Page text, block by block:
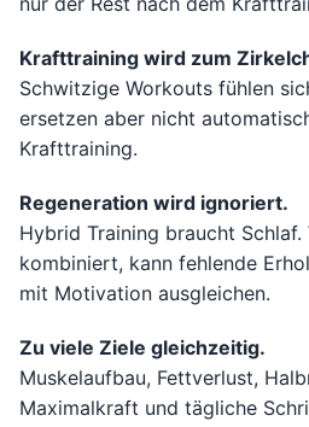
Krafttraining wird zum
Schwitzige Workouts fühlen
ersetzen aber nicht
Krafttraining.
Regeneration wird ignoriert.
Hybrid Training braucht
kombiniert, kann fehlende
mit Motivation ausgleichen.
Zu viele Ziele gleichzeitig.
Muskelaufbau, Fettverlust,
Maximalkraft und tägliche